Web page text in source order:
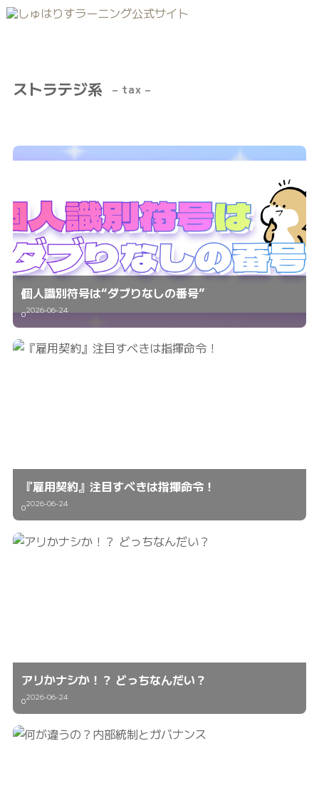
ストラテジ系 – tax –
個人識別符号は“ダブりなしの番号”
02026-06-24
『雇用契約』注目すべきは指揮命令！
02026-06-24
アリかナシか！？ どっちなんだい？
02026-06-24